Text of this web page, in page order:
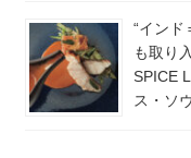
“インド
も取り
SPICE
ス・ソ